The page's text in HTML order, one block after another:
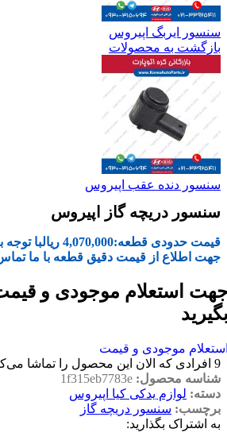
سنسور ایربگ اپیروس
بازگشت به محصولات
سنسور دنده عقب اپیروس
سنسور دریچه گاز اپیروس
قیمت حدودی قطعه:4,070,000 ریالبا
جهت اطلاع از قیمت دقیق قطعه با ما
استعلام موجودی و
موجودی و قیمت
9 افرادی که الان این محصول را تماشا
شناسه محصول: 1f315eb7783e
دسته: لوازم یدکی کیا اپیروس
برچسب: سنسور دریچه گاز
به اشتراک بگذارید: